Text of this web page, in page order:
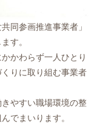
同参画推進事業者」
す。
かわらず一人ひとり
りに取り組む事業者
やすい職場環境の整
でまいります。